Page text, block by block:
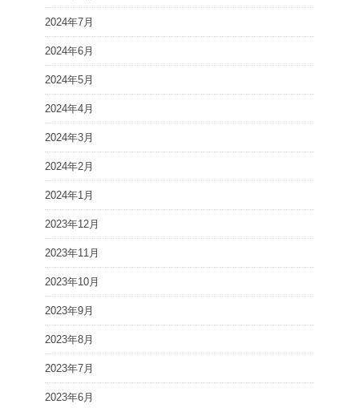
2024年7月
2024年6月
2024年5月
2024年4月
2024年3月
2024年2月
2024年1月
2023年12月
2023年11月
2023年10月
2023年9月
2023年8月
2023年7月
2023年6月